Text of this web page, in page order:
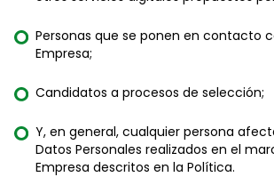
Personas que se ponen en contacto
Empresa;
Candidatos a procesos de selección;
Y, en general, cualquier persona
Datos Personales realizados en el
Empresa descritos en la Política.